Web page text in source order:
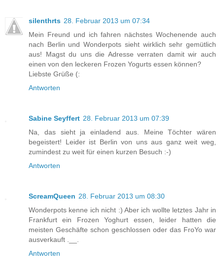
silenthrts 28. Februar 2013 um 07:34
Mein Freund und ich fahren nächstes Wochenende auch
nach Berlin und Wonderpots sieht wirklich sehr gemütlich
aus! Magst du uns die Adresse verraten damit wir auch
einen von den leckeren Frozen Yogurts essen können?
Liebste Grüße (:
Antworten
Sabine Seyffert 28. Februar 2013 um 07:39
Na, das sieht ja einladend aus. Meine Töchter wären
begeistert! Leider ist Berlin von uns aus ganz weit weg,
zumindest zu weit für einen kurzen Besuch :-)
Antworten
ScreamQueen 28. Februar 2013 um 08:30
Wonderpots kenne ich nicht :) Aber ich wollte letztes Jahr in
Frankfurt ein Frozen Yoghurt essen, leider hatten die
meisten Geschäfte schon geschlossen oder das FroYo war
ausverkauft .__.
Antworten